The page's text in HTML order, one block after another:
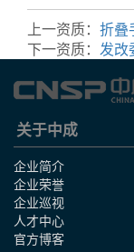
上一资质： 折叠
下一资质： 发改
关于中成
企业简介
企业荣誉
企业巡视
人才中心
官方博客